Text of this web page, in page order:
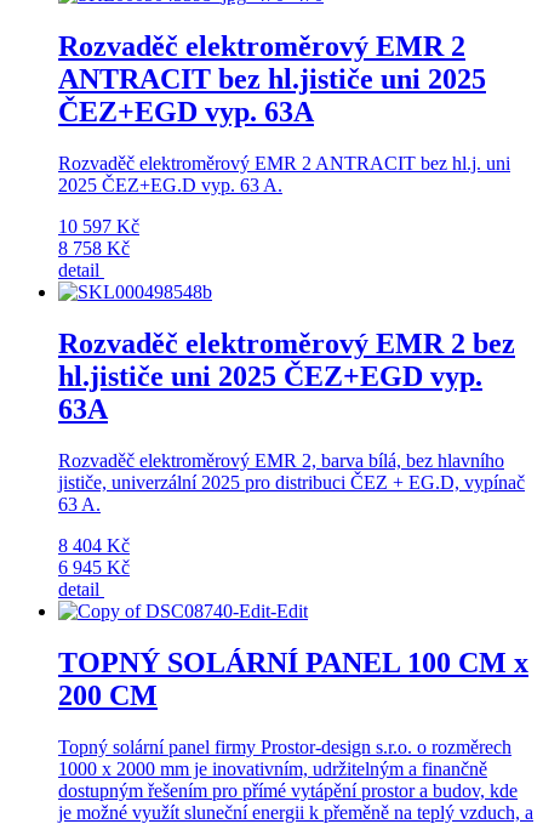
Rozvaděč elektroměrový EMR 2
ANTRACIT bez hl.jističe uni 2025
ČEZ+EGD vyp. 63A
Rozvaděč elektroměrový EMR 2 ANTRACIT bez hl.j. uni
2025 ČEZ+EG.D vyp. 63 A.
10 597 Kč
8 758 Kč
detail
Rozvaděč elektroměrový EMR 2 bez
hl.jističe uni 2025 ČEZ+EGD vyp.
63A
Rozvaděč elektroměrový EMR 2, barva bílá, bez hlavního
jističe, univerzální 2025 pro distribuci ČEZ + EG.D, vypínač
63 A.
8 404 Kč
6 945 Kč
detail
TOPNÝ SOLÁRNÍ PANEL 100 CM x
200 CM
Topný solární panel firmy Prostor-design s.r.o. o rozměrech
1000 x 2000 mm je inovativním, udržitelným a finančně
dostupným řešením pro přímé vytápění prostor a budov, kde
je možné využít sluneční energii k přeměně na teplý vzduch, a